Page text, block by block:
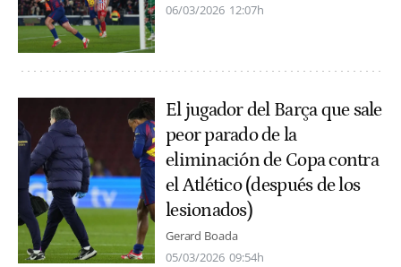
06/03/2026 12:07h
El jugador del Barça que sale
peor parado de la
eliminación de Copa contra
el Atlético (después de los
lesionados)
Gerard Boada
05/03/2026 09:54h